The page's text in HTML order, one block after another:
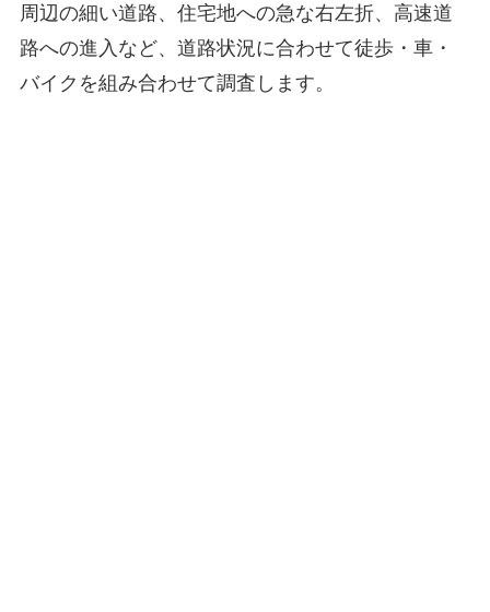
周辺の細い道路、住宅地への急な右左折、高速道
路への進入など、道路状況に合わせて徒歩・車・
バイクを組み合わせて調査します。